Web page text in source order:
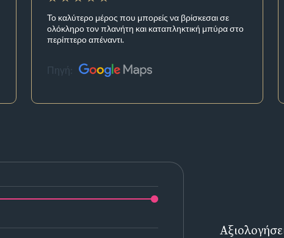
Το καλύτερο μέρος που μπορείς να βρίσκεσαι σε
ολόκληρο τον πλανήτη και καταπληκτική μπύρα στο
περίπτερο απέναντι.
Πηγή: